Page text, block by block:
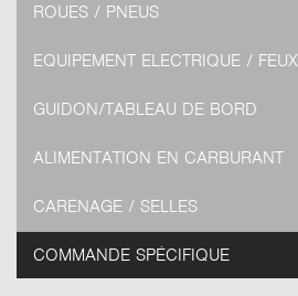
ROUES / PNEUS
EQUIPEMENT ELECTRIQUE / FEUX
GUIDON/TABLEAU DE BORD
ALIMENTATION EN CARBURANT
CARÉNAGE / SELLES
COMMANDE SPÉCIFIQUE